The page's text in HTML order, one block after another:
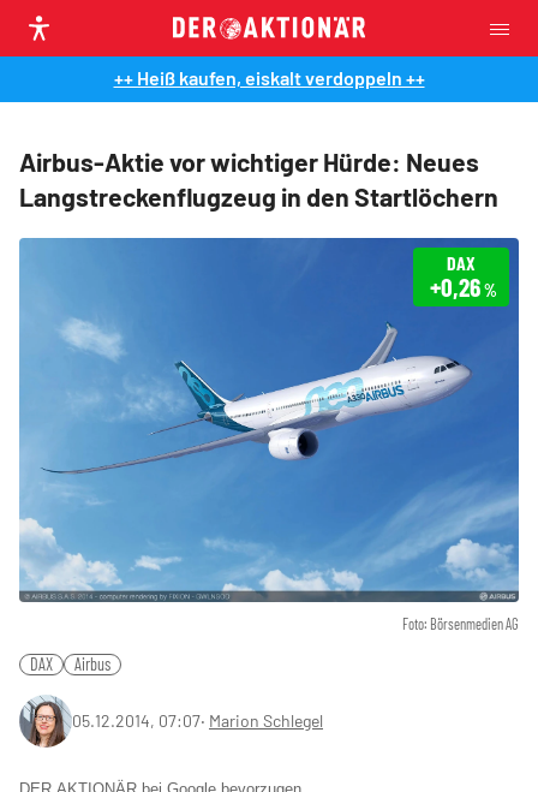
++ Heiß kaufen, eiskalt verdoppeln ++
Airbus-Aktie vor wichtiger Hürde: Neues
Langstreckenflugzeug in den Startlöchern
Foto: Börsenmedien AG
DAX
+0,26%
DAX Airbus
05.12.2014, 07:07‧ Marion Schlegel